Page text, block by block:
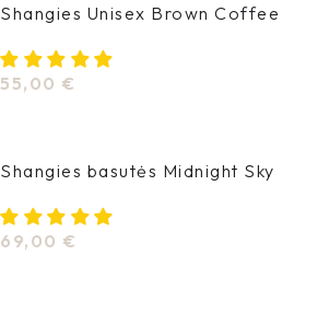
Shangies Unisex Brown Coffee
55,00 €
Shangies basutės Midnight Sky
69,00 €